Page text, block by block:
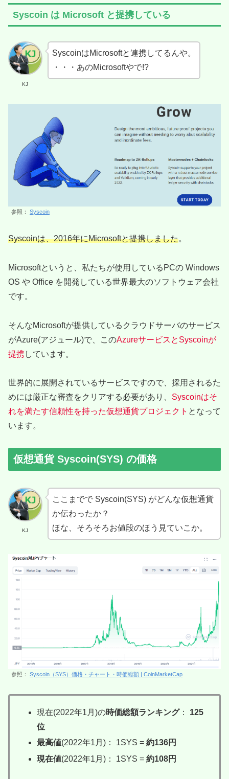
Syscoin は Microsoft と提携している
KJ
SyscoinはMicrosoftと連携してるんや。
・・・あのMicrosoftやで!?
参照： Syscoin
Syscoinは、2016年にMicrosoftと提携しました。
Microsoftというと、私たちが使用しているPCの Windows
OS や Office を開発している世界最大のソフトウェア会社
です。
そんなMicrosoftが提供しているクラウドサーバのサービス
がAzure(アジュール)で、このAzureサービスとSyscoinが
提携しています。
世界的に展開されているサービスですので、採用されるた
めには厳正な審査をクリアする必要があり、 Syscoinはそ
れを満たす信頼性を持った仮想通貨プロジェクト となって
います。
仮想通貨 Syscoin(SYS) の価格
KJ
ここまでで Syscoin(SYS) がどんな仮想通貨
か伝わったか？
ほな、そろそろお値段のほう見ていこか。
参照： Syscoin（SYS）価格・チャート・時価総額 | CoinMarketCap
現在(2022年1月)の時価総額ランキング： 125
位
最高値(2022年1月)： 1SYS =約136円
現在値(2022年1月)： 1SYS =約108円